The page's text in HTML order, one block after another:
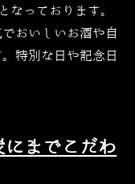
なっております。
おいしいお酒や自
特別な日や記念日
までこだわ